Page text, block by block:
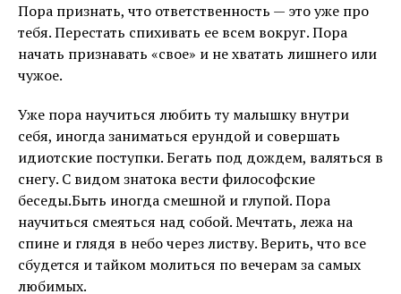
Пора признать, что ответственность — это уже про
тебя. Перестать спихивать ее всем вокруг. Пора
начать признавать «свое» и не хватать лишнего или
чужое.
Уже пора научиться любить ту малышку внутри
себя, иногда заниматься ерундой и совершать
идиотские поступки. Бегать под дождем, валяться в
снегу. С видом знатока вести философские
беседы.Быть иногда смешной и глупой. Пора
научиться смеяться над собой. Мечтать, лежа на
спине и глядя в небо через листву. Верить, что все
сбудется и тайком молиться по вечерам за самых
любимых.